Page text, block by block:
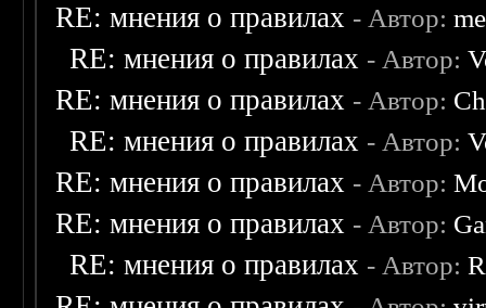
RE: мнения о правилах - Автор:
RE: мнения о правилах - Автор:
RE: мнения о правилах - Автор:
RE: мнения о правилах - Автор:
RE: мнения о правилах - Автор:
RE: мнения о правилах - Автор:
RE: мнения о правилах - Автор: